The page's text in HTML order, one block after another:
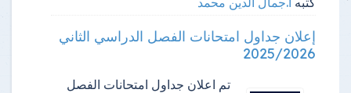
إعلان جداول امتحانات الفصل الدراسي الثاني
2025/2026
تم اعلان جداول امتحانات الفصل